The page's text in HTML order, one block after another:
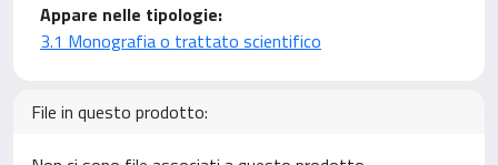
Appare nelle tipologie:
3.1 Monografia o trattato scientifico
File in questo prodotto: